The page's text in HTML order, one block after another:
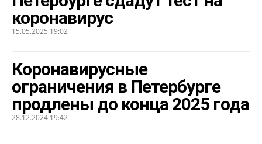
коронавирус
15.05.2025 19:02
Коронавирусные
ограничения в Петербурге
продлены до конца 2025 года
28.12.2024 19:42